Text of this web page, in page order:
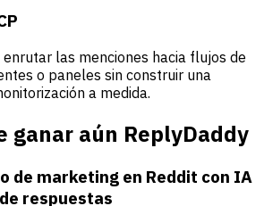
las menciones hacia flujos de
o paneles sin construir una
a medida.
ganar aún ReplyDaddy
de marketing en Reddit con IA
respuestas